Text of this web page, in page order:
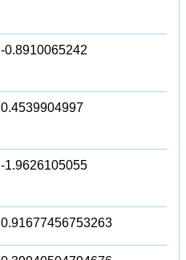
-0.8910065242
0.4539904997
-1.9626105055
0.91677456753263